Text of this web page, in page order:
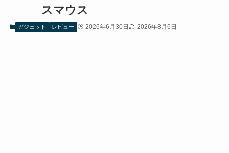
スマウス
ガジェット レビュー 2026年6月30日 2026年8月6日